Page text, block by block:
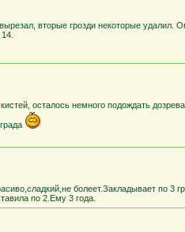
вторые грозди некоторые удалил.
осталось немного подождать
болеет.Закладывает по 3
по 2.Ему 3 года.